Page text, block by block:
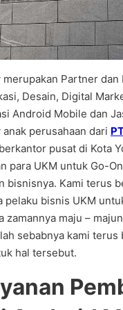
Partner dan
Desain, Digital
Android Mobile dan
perusahaan dari
pusat di Kota
para UKM untuk Go-
bisnisnya. Kami terus
pelaku bisnis UKM
zamannya maju –
sebabnya kami terus
hal tersebut.